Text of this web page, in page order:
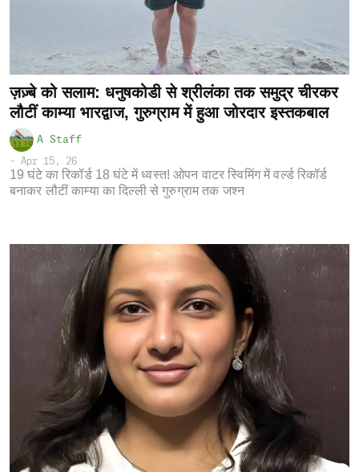
ज़ज़्बे को सलाम: धनुषकोडी से श्रीलंका तक समुद्र चीरकर
लौटीं काम्या भारद्वाज, गुरुग्राम में हुआ जोरदार इस्तकबाल
A Staff
- Apr 15, 26
19 घंटे का रिकॉर्ड 18 घंटे में ध्वस्त! ओपन वाटर स्विमिंग में वर्ल्ड रिकॉर्ड
बनाकर लौटीं काम्या का दिल्ली से गुरुग्राम तक जश्न